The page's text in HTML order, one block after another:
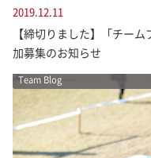
2019.12.11
【締切りました】「チー
加募集のお知らせ
Team Blog